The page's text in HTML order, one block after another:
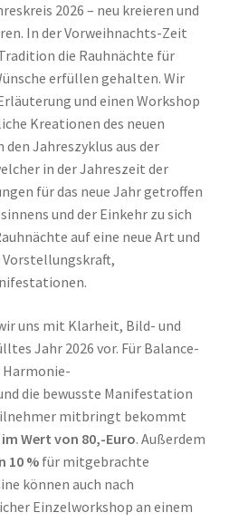
2026 – neu kreieren und
In der Vorweihnachts-Zeit
die Rauhnächte für
erfüllen gehalten. Wir
und einen Workshop
Kreationen des neuen
Jahreszyklus aus der
in der Jahreszeit der
für das neue Jahr getroffen
und der Einkehr zu sich
auf eine neue Art und
Vorstellungskraft,
uns mit Klarheit, Bild- und
Jahr 2026 vor. Für Balance-
die bewusste Manifestation
mitbringt bekommt
Wert von 80,-Euro. Außerdem
10 %für mitgebrachte
können auch nach
Einzelworkshop an einem